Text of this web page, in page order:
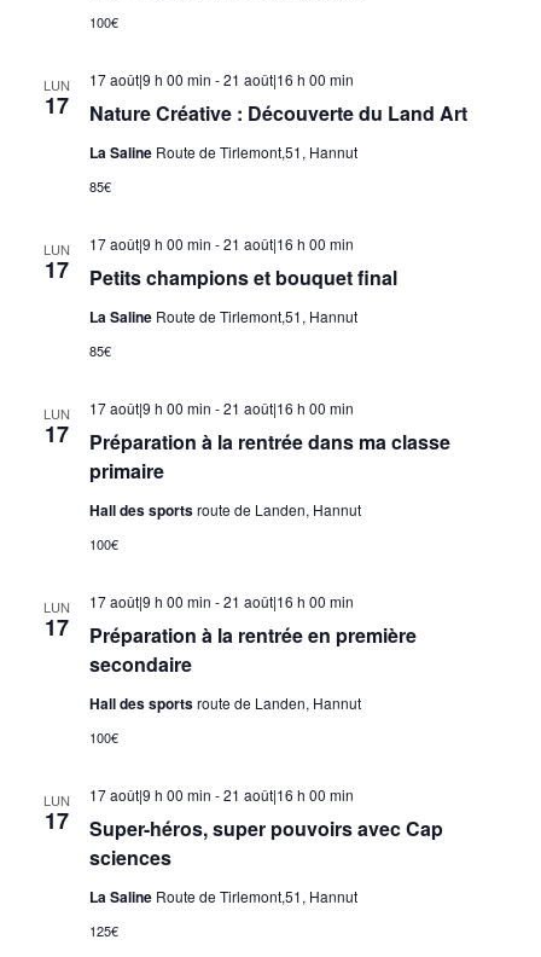
100€
LUN
17 Nature Créative : Découverte du Land Art
17 août|9 h 00 min -21 août|16 h 00 min
La Saline Route de Tirlemont,51, Hannut
85€
LUN
17 Petits champions et bouquet final
17 août|9 h 00 min -21 août|16 h 00 min
La Saline Route de Tirlemont,51, Hannut
85€
LUN
17
Préparation à la rentrée dans ma classe
primaire
17 août|9 h 00 min -21 août|16 h 00 min
Hall des sportsroute de Landen, Hannut
100€
LUN
17
Préparation à la rentrée en première
secondaire
17 août|9 h 00 min -21 août|16 h 00 min
Hall des sportsroute de Landen, Hannut
100€
LUN
17
Super-héros, super pouvoirs avec Cap
sciences
17 août|9 h 00 min -21 août|16 h 00 min
La Saline Route de Tirlemont,51, Hannut
125€